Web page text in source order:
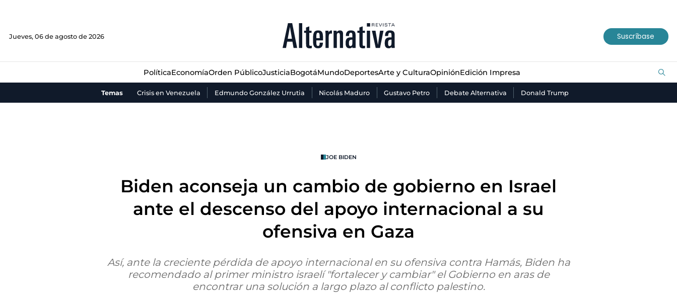
Jueves, 06 de agosto de 2026 Suscríbase
PolíticaEconomíaOrden PúblicoJusticiaBogotáMundoDeportesArte y CulturaOpiniónEdición Impresa
Temas Crisis en Venezuela Edmundo González Urrutia Nicolás Maduro Gustavo Petro Debate Alternativa Donald Trump
JusticiaBogotáMundo Deportes Arte y Cultura
JOE BIDEN
Biden aconseja un cambio de gobierno en Israel
ante el descenso del apoyo internacional a su
ofensiva en Gaza
Así, ante la creciente pérdida de apoyo internacional en su ofensiva contra Hamás, Biden ha
recomendado al primer ministro israelí "fortalecer y cambiar" el Gobierno en aras de
encontrar una solución a largo plazo al conflicto palestino.